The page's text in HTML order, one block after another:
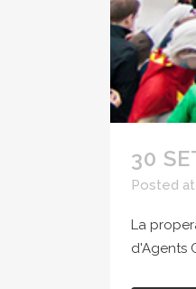
30
Posted at
La
d'Agents